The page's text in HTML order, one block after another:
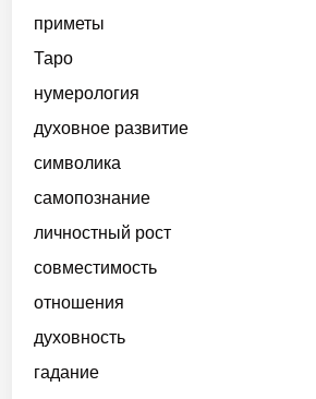
приметы
Таро
нумерология
духовное развитие
символика
самопознание
личностный рост
совместимость
отношения
духовность
гадание